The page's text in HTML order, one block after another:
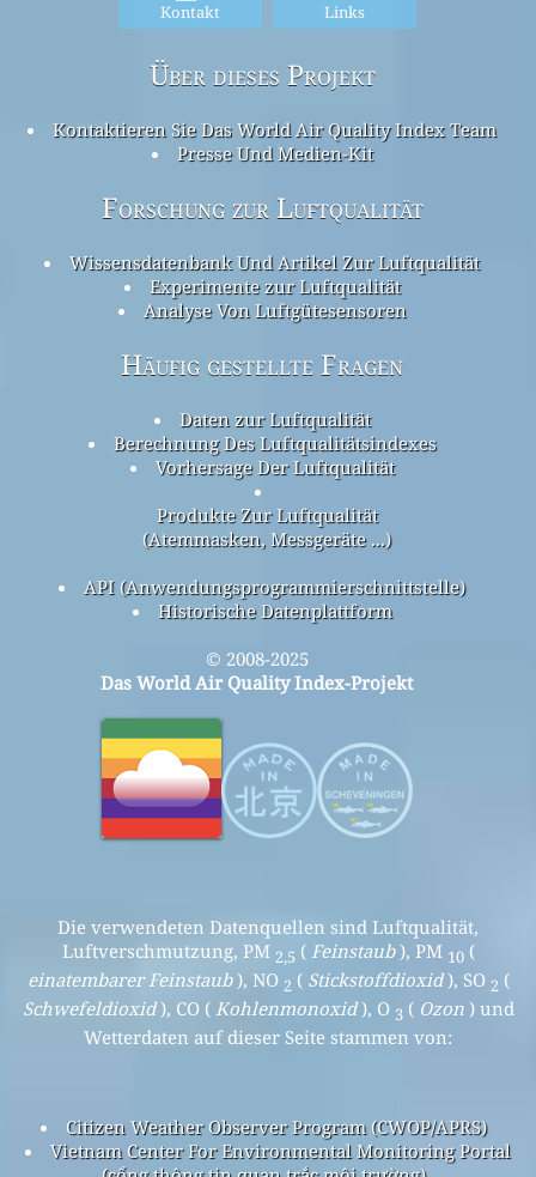
Kontakt Links
Über dieses Projekt
Kontaktieren Sie Das World Air Quality Index Team
Presse Und Medien-Kit
Forschung zur Luftqualität
Wissensdatenbank Und Artikel Zur Luftqualität
Experimente zur Luftqualität
Analyse Von Luftgütesensoren
Häufig gestellte Fragen
Daten zur Luftqualität
Berechnung Des Luftqualitätsindexes
Vorhersage Der Luftqualität
Produkte Zur Luftqualität
(Atemmasken, Messgeräte ...)
API (Anwendungsprogrammierschnittstelle)
Historische Datenplattform
© 2008-2025
Das World Air Quality Index-Projekt
Die verwendeten Datenquellen sind Luftqualität,
Luftverschmutzung, PM 2,5 ( Feinstaub), PM 10(
einatembarer Feinstaub), NO 2 ( Stickstoffdioxid), SO 2 (
Schwefeldioxid), CO ( Kohlenmonoxid), O 3 ( Ozon) und
Wetterdaten auf dieser Seite stammen von:
Citizen Weather Observer Program (CWOP/APRS)
Vietnam Center For Environmental Monitoring Portal